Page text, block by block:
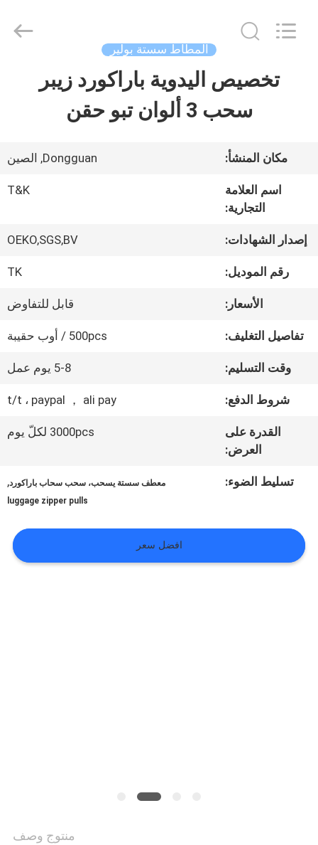
منزل
حول
جولة
المعمل
ضبط
الجودة
أخبار
Garment
Accessories
المطاط سستة بولير
تخصيص اليدوية باراكورد زيبر
سحب 3 ألوان تبو حقن
مكان المنشأ: Dongguan, الصين
اسم العلامة
التجارية:
T&K
إصدار الشهادات: OEKO,SGS,BV
رقم الموديل: TK
الأسعار: قابل للتفاوض
تفاصيل التغليف: 500pcs / أوب حقيبة
وقت التسليم: 5-8 يوم عمل
شروط الدفع: t/t ، paypal ， ali pay
القدرة على
العرض:
3000pcs لكلّ يوم
تسليط الضوء: معطف سستة يسحب، سحب سحاب باراكورد,
luggage zipper pulls
افضل سعر
منتوج وصف